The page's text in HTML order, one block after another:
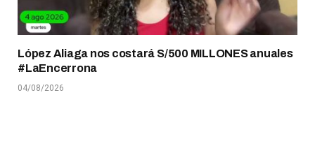
López Aliaga nos costará S/500 MILLONES anuales
#LaEncerrona
04/08/2026